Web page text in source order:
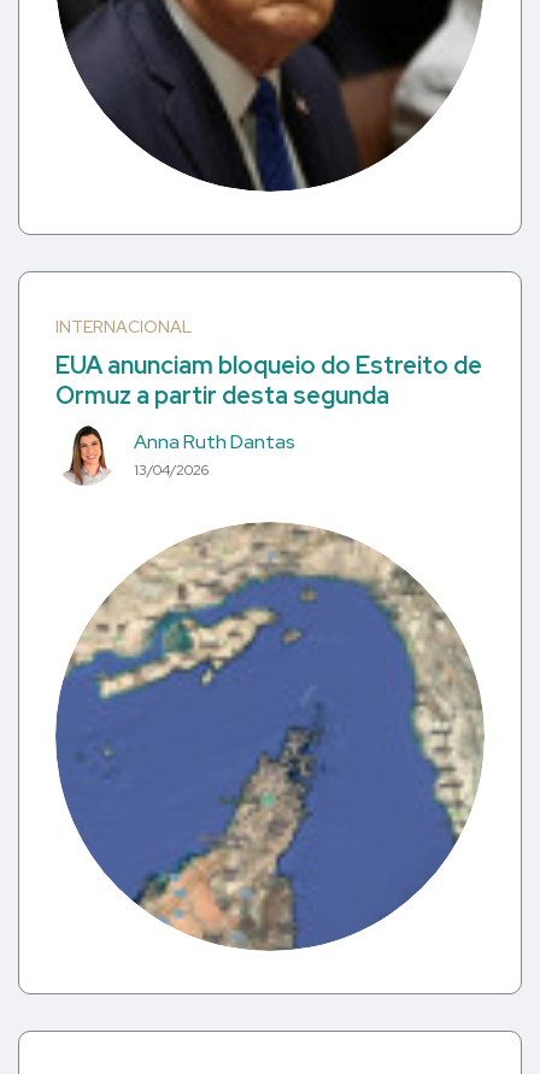
INTERNACIONAL
EUA anunciam bloqueio do Estreito de
Ormuz a partir desta segunda
Anna Ruth Dantas
13/04/2026